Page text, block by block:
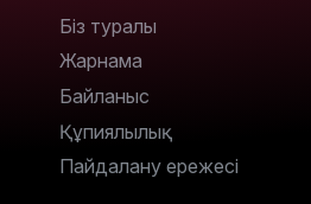
Біз туралы
Жарнама
Байланыс
Құпиялылық
Пайдалану ережесі